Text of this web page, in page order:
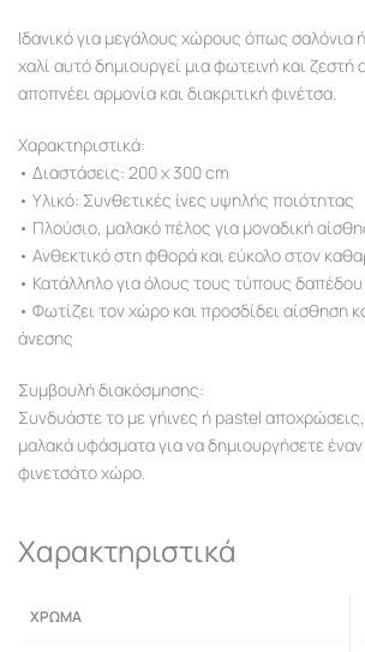
Ιδανικό για μεγάλους χώρους όπως σαλόνια
χαλί αυτό δημιουργεί μια φωτεινή και
αποπνέει αρμονία και διακριτική φινέτσα.
Χαρακτηριστικά:
• Διαστάσεις: 200 x 300 cm
• Υλικό: Συνθετικές ίνες υψηλής ποιότητας
• Πλούσιο, μαλακό πέλος για μοναδική
• Ανθεκτικό στη φθορά και εύκολο στον
• Κατάλληλο για όλους τους τύπους δαπέδου
• Φωτίζει τον χώρο και προσδίδει αίσθηση
άνεσης
Συμβουλή διακόσμησης:
Συνδυάστε το με γήινες ή pastel
μαλακά υφάσματα για να δημιουργήσετε
φινετσάτο χώρο.
Χαρακτηριστικά
ΧΡΏΜΑ